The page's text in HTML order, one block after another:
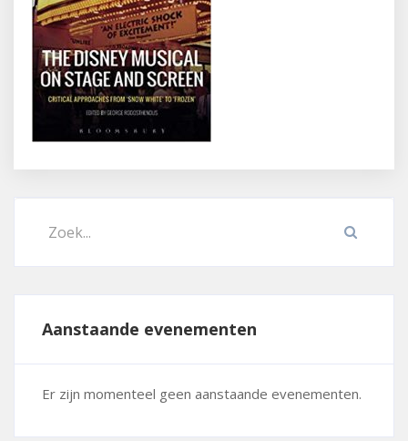
Aanstaande evenementen
Er zijn momenteel geen aanstaande evenementen.